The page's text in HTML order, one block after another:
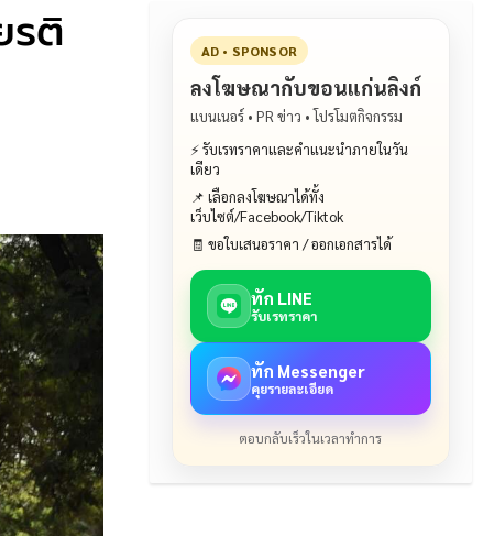
รติ AD • SPONSOR
ลงโฆษณากับขอนแก่นลิงก์
แบนเนอร์ • PR ข่าว • โปรโมตกิจกรรม
⚡ รับเรทราคาและคำแนะนำภายในวัน
เดียว
📌 เลือกลงโฆษณาได้ทั้ง
เว็บไซต์/Facebook/Tiktok
🧾 ขอใบเสนอราคา / ออกเอกสารได้
ทัก LINE
รับเรทราคา
ทัก Messenger
คุยรายละเอียด
ตอบกลับเร็วในเวลาทำการ